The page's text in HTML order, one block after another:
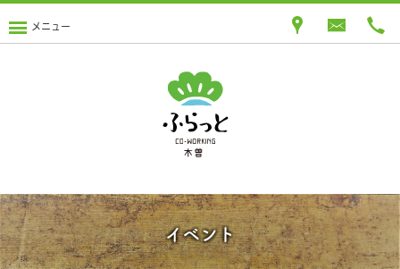
メニュー
イベント